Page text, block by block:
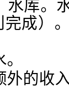
库。
成）
的收